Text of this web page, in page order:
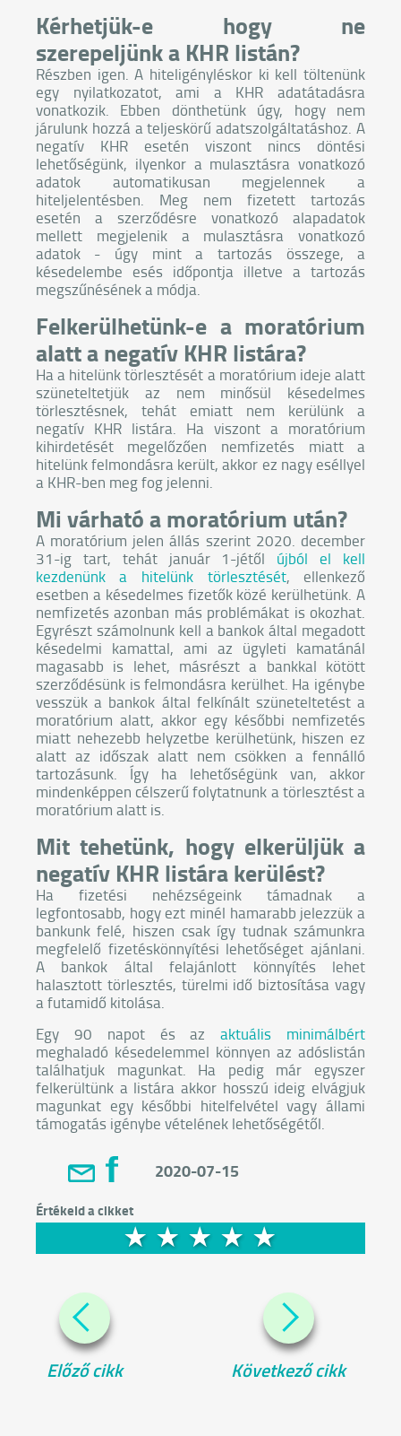
Kérhetjük-e hogy ne
szerepeljünk a KHR listán?
Részben igen. A hiteligényléskor ki kell töltenünk
egy nyilatkozatot, ami a KHR adatátadásra
vonatkozik. Ebben dönthetünk úgy, hogy nem
járulunk hozzá a teljeskörű adatszolgáltatáshoz. A
negatív KHR esetén viszont nincs döntési
lehetőségünk, ilyenkor a mulasztásra vonatkozó
adatok automatikusan megjelennek a
hiteljelentésben. Meg nem fizetett tartozás
esetén a szerződésre vonatkozó alapadatok
mellett megjelenik a mulasztásra vonatkozó
adatok - úgy mint a tartozás összege, a
késedelembe esés időpontja illetve a tartozás
megszűnésének a módja.
Felkerülhetünk-e a moratórium
alatt a negatív KHR listára?
Ha a hitelünk törlesztését a moratórium ideje alatt
szüneteltetjük az nem minősül késedelmes
törlesztésnek, tehát emiatt nem kerülünk a
negatív KHR listára. Ha viszont a moratórium
kihirdetését megelőzően nemfizetés miatt a
hitelünk felmondásra került, akkor ez nagy eséllyel
a KHR-ben meg fog jelenni.
Mi várható a moratórium után?
A moratórium jelen állás szerint 2020. december
31-ig tart, tehát január 1-jétől újból el kell
kezdenünk a hitelünk törlesztését, ellenkező
esetben a késedelmes fizetők közé kerülhetünk. A
nemfizetés azonban más problémákat is okozhat.
Egyrészt számolnunk kell a bankok által megadott
késedelmi kamattal, ami az ügyleti kamatánál
magasabb is lehet, másrészt a bankkal kötött
szerződésünk is felmondásra kerülhet. Ha igénybe
vesszük a bankok által felkínált szüneteltetést a
moratórium alatt, akkor egy későbbi nemfizetés
miatt nehezebb helyzetbe kerülhetünk, hiszen ez
alatt az időszak alatt nem csökken a fennálló
tartozásunk. Így ha lehetőségünk van, akkor
mindenképpen célszerű folytatnunk a törlesztést a
moratórium alatt is.
Mit tehetünk, hogy elkerüljük a
negatív KHR listára kerülést?
Ha fizetési nehézségeink támadnak a
legfontosabb, hogy ezt minél hamarabb jelezzük a
bankunk felé, hiszen csak így tudnak számunkra
megfelelő fizetéskönnyítési lehetőséget ajánlani.
A bankok által felajánlott könnyítés lehet
halasztott törlesztés, türelmi idő biztosítása vagy
a futamidő kitolása.
Egy 90 napot és azaktuális minimálbért
meghaladó késedelemmel könnyen az adóslistán
találhatjuk magunkat. Ha pedig már egyszer
felkerültünk a listára akkor hosszú ideig elvágjuk
magunkat egy későbbi hitelfelvétel vagy állami
támogatás igénybe vételének lehetőségétől.
2020-07-15
Előző cikk Következő cikk